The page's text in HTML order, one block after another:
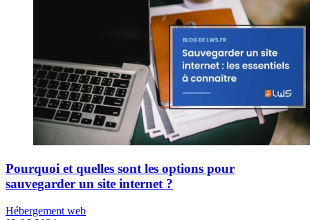
Pourquoi et quelles sont les options pour
sauvegarder un site internet ?
Hébergement web